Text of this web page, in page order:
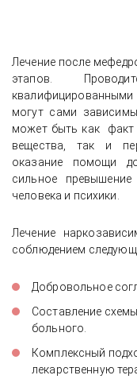
Лечение после
этапов.
могут сами
может быть как факт
вещества, так и
оказание помощи
сильное
человека и психики.
Лечение
соблюдением
Добровольное
Составление
больного.
Комплексный
лекарственную